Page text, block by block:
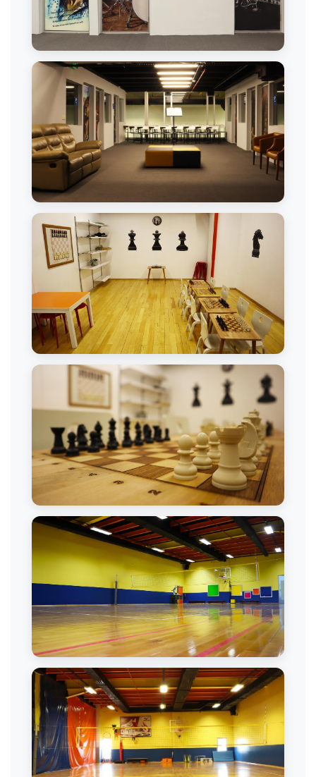
Müzik Stüdyosu
Müzik Enstrümanları
Satranç Salonu
Satranç Dersi
Voleybol Sahası